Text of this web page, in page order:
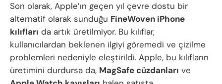
Son olarak, Apple’ın geçen yıl çevre dostu bir
alternatif olarak sunduğu FineWoven iPhone
kılıfları da artık üretilmiyor. Bu kılıflar,
kullanıcılardan beklenen ilgiyi göremedi ve çizilme
problemleri nedeniyle eleştirildi. Apple, bu kılıfların
üretimini durdursa da, MagSafe cüzdanları ve